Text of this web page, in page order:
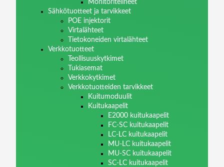
Monitoritelineet
Sähkötuotteet ja tarvikkeet
POE injektorit
Virtalähteet
Tietokoneiden virtalähteet
Verkkotuotteet
Teollisuuskytkimet
Tukiasemat
Verkkokytkimet
Verkkotuotteiden tarvikkeet
Kuitumoduulit
Kuitukaapelit
E2000 kuitukaapelit
FC-SC kuitukaapelit
LC-LC kuitukaapelit
MU-LC kuitukaapelit
MU-SC kuitukaapelit
SC-LC kuitukaapelit